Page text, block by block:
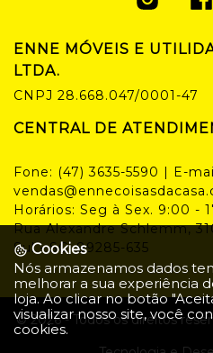
ENNE MÓVEIS E
LTDA.
CNPJ 28.668.047/0001-47
CENTRAL DE
Fone: (47) 3635-5590 | E-
Horários: Seg à Sex. 9:00 -
Rua Alexandre Schlemm,
Sul - SC, 89285-635
©2026- Todos os direitos
Cookies
Nós armazenamos dados
melhorar a sua experiência
loja. Ao clicar no botão
visualizar nosso site, você
cookies.